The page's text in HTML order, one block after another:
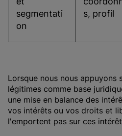
segmentati
on
s, profil
Lorsque nous nous appuyons
légitimes comme base
une mise en balance des
vos intérêts ou vos droits et
l'emportent pas sur ces